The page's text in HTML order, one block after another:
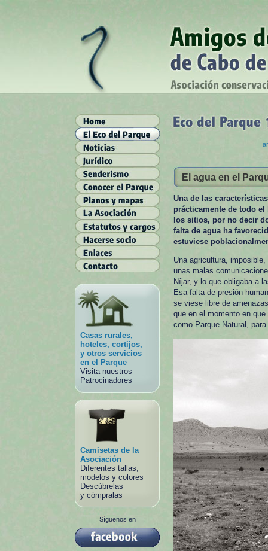
Casas rurales,
hoteles, cortijos,
y otros servicios
en el Parque
Visita nuestros
Patrocinadores
Camisetas de la
Asociación
Diferentes tallas,
modelos y colores
Descúbrelas
y cómpralas
Síguenos en
El agua en el
Una de las
prácticamente de todo
los sitios, por no decir
falta de agua ha
estuviese
Una agricultura,
unas malas
Níjar, y lo que obligaba a
Esa falta de presión
se viese libre de
que en el momento en
como Parque Natural,